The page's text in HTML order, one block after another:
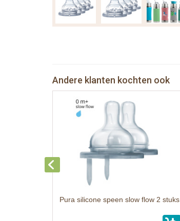
Andere klanten kochten ook
Pura silicone speen slow flow 2 stuks